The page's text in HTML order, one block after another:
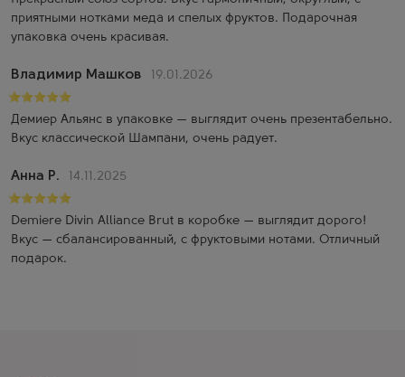
приятными нотками меда и спелых фруктов. Подарочная
упаковка очень красивая.
Владимир Машков 19.01.2026
Демиер Альянс в упаковке — выглядит очень презентабельно.
Вкус классической Шампани, очень радует.
Анна Р. 14.11.2025
Demiere Divin Alliance Brut в коробке — выглядит дорого!
Вкус — сбалансированный, с фруктовыми нотами. Отличный
подарок.